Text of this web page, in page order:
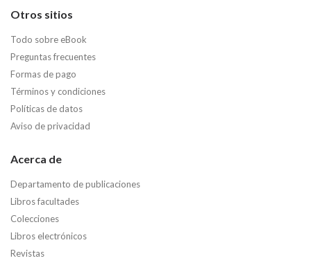
Otros sitios
Todo sobre eBook
Preguntas frecuentes
Formas de pago
Términos y condiciones
Políticas de datos
Aviso de privacidad
Acerca de
Departamento de publicaciones
Libros facultades
Colecciones
Libros electrónicos
Revistas